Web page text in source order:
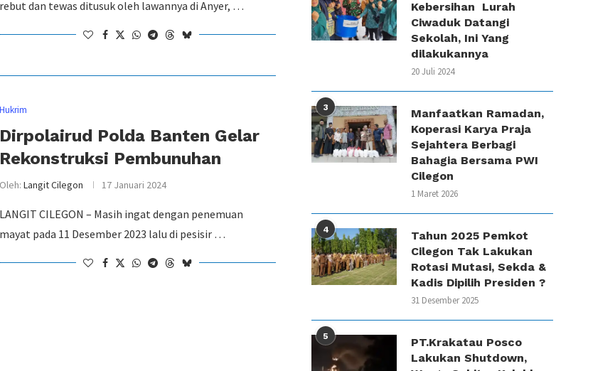
rebut dan tewas ditusuk oleh lawannya di Anyer, …
Hukrim
Dirpolairud Polda Banten Gelar
Rekonstruksi Pembunuhan
Oleh: Langit Cilegon 17 Januari 2024
LANGIT CILEGON – Masih ingat dengan penemuan
mayat pada 11 Desember 2023 lalu di pesisir …
Kebersihan Lurah
Ciwaduk Datangi
Sekolah, Ini Yang
dilakukannya
20 Juli 2024
3
Manfaatkan Ramadan,
Koperasi Karya Praja
Sejahtera Berbagi
Bahagia Bersama PWI
Cilegon
1 Maret 2026
4
Tahun 2025 Pemkot
Cilegon Tak Lakukan
Rotasi Mutasi, Sekda &
Kadis Dipilih Presiden ?
31 Desember 2025
5
PT.Krakatau Posco
Lakukan Shutdown,